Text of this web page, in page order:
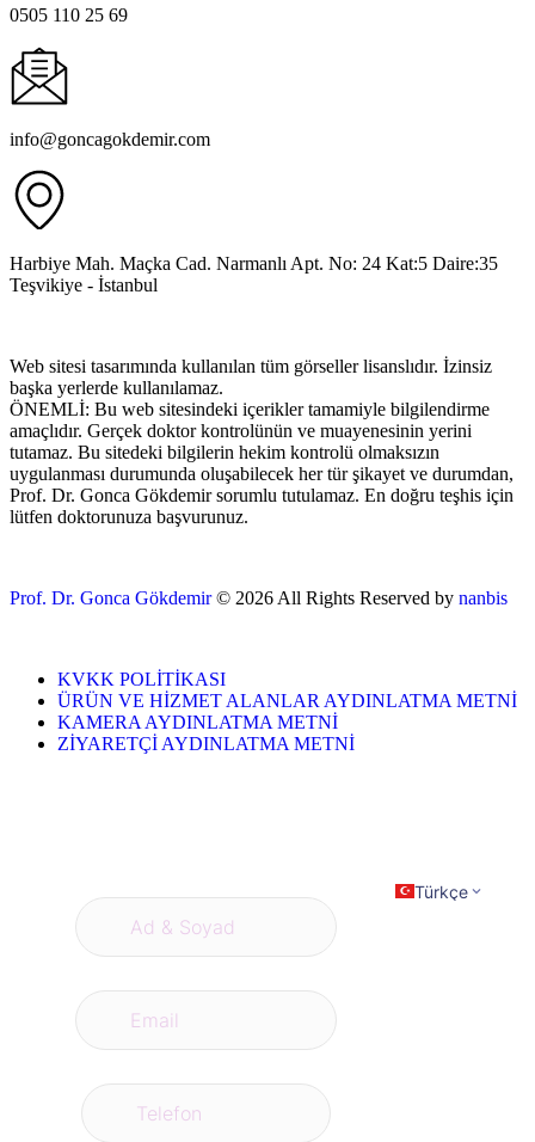
0505 110 25 69
info@goncagokdemir.com
Harbiye Mah. Maçka Cad. Narmanlı Apt. No: 24 Kat:5 Daire:35
Teşvikiye - İstanbul
Web sitesi tasarımında kullanılan tüm görseller lisanslıdır. İzinsiz
başka yerlerde kullanılamaz.
ÖNEMLİ: Bu web sitesindeki içerikler tamamiyle bilgilendirme
amaçlıdır. Gerçek doktor kontrolünün ve muayenesinin yerini
tutamaz. Bu sitedeki bilgilerin hekim kontrolü olmaksızın
uygulanması durumunda oluşabilecek her tür şikayet ve durumdan,
Prof. Dr. Gonca Gökdemir sorumlu tutulamaz. En doğru teşhis için
lütfen doktorunuza başvurunuz.
Prof. Dr. Gonca Gökdemir© 2026 All Rights Reserved by nanbis
KVKK POLİTİKASI
ÜRÜN VE HİZMET ALANLAR AYDINLATMA METNİ
KAMERA AYDINLATMA METNİ
ZİYARETÇİ AYDINLATMA METNİ